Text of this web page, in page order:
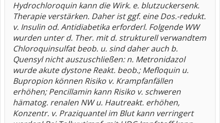
Hydrochloroquin kann die Wirk. e. blutzuckersenk.
Therapie verstärken. Daher ist ggf. eine Dos.-redukt.
v. Insulin od. Antidiabetika erforderl. Folgende WW
wurden unter d. Ther. mit d. strukturell verwandtem
Chloroquinsulfat beob. u. sind daher auch b.
Quensyl nicht auszuschließen: n. Metronidazol
wurde akute dystone Reakt. beob.; Mefloquin u.
Bupropion können Risiko v. Krampfanfällen
erhöhen; Pencillamin kann Risiko v. schweren
hämatog. renalen NW u. Hautreakt. erhöhen,
Konzentr. v. Praziquantel im Blut kann verringert